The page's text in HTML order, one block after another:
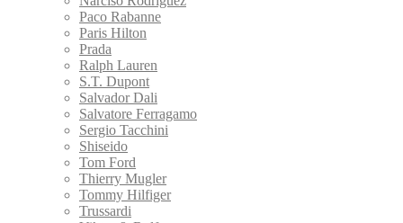
Paco Rabanne
Paris Hilton
Prada
Ralph Lauren
S.T. Dupont
Salvador Dali
Salvatore Ferragamo
Sergio Tacchini
Shiseido
Tom Ford
Thierry Mugler
Tommy Hilfiger
Trussardi